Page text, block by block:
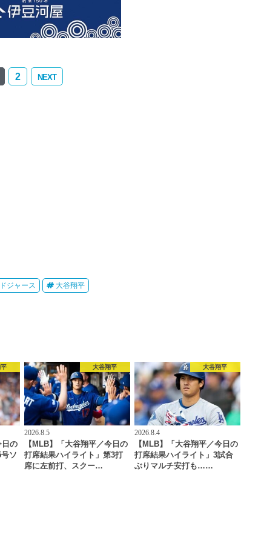
2 NEXT
ジャース 大谷翔平
日の
ソ
大谷翔平
2026.8.5
【MLB】「大谷翔平／今日の
打席結果ハイライト」第3打
席に左前打、スクー…
大谷翔平
2026.8.4
【MLB】「大谷翔平／今日の
打席結果ハイライト」3試合
ぶりマルチ安打も……